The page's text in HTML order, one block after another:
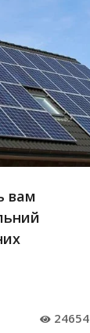
вам
24654